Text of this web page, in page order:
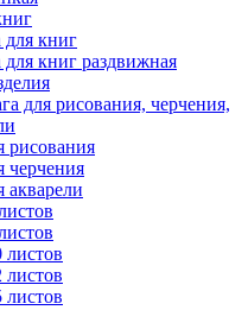
для книг
для книг раздвижная
для рисования, черчения,
рисования
черчения
акварели